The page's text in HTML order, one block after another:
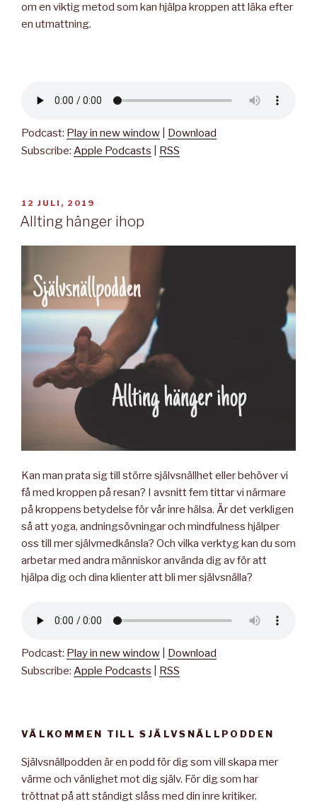
om en viktig metod som kan hjälpa kroppen att läka efter
en utmattning.
Podcast: Play in new window
Download
Subscribe: Apple Podcasts RSS
PUBLICERAT
12 JULI, 2019
Allting hänger ihop
Kan man prata sig till större självsnällhet eller behöver vi
få med kroppen på resan? I avsnitt fem tittar vi närmare
på kroppens betydelse för vår inre hälsa. Är det verkligen
så att yoga, andningsövningar och mindfulness hjälper
oss till mer självmedkänsla? Och vilka verktyg kan du som
arbetar med andra människor använda dig av för att
hjälpa dig och dina klienter att bli mer självsnälla?
Podcast: Play in new window
Download
Subscribe: Apple Podcasts RSS
VÄLKOMMEN TILL SJÄLVSNÄLLPODDEN
Självsnällpodden är en podd för dig som vill skapa mer
värme och vänlighet mot dig själv. För dig som har
tröttnat på att ständigt slåss med din inre kritiker.